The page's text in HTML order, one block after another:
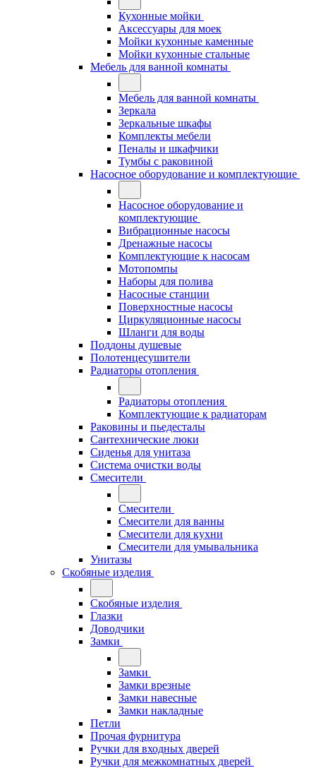
Кухонные мойки
Аксессуары для моек
Мойки кухонные каменные
Мойки кухонные стальные
Мебель для ванной комнаты
Мебель для ванной комнаты
Зеркала
Зеркальные шкафы
Комплекты мебели
Пеналы и шкафчики
Тумбы с раковиной
Насосное оборудование и комплектующие
Насосное оборудование и
комплектующие
Вибрационные насосы
Дренажные насосы
Комплектующие к насосам
Мотопомпы
Наборы для полива
Насосные станции
Поверхностные насосы
Циркуляционные насосы
Шланги для воды
Поддоны душевые
Полотенцесушители
Радиаторы отопления
Радиаторы отопления
Комплектующие к радиаторам
Раковины и пьедесталы
Сантехнические люки
Сиденья для унитаза
Система очистки воды
Смесители
Смесители
Смесители для ванны
Смесители для кухни
Смесители для умывальника
Унитазы
Скобяные изделия
Скобяные изделия
Глазки
Доводчики
Замки
Замки
Замки врезные
Замки навесные
Замки накладные
Петли
Прочая фурнитура
Ручки для входных дверей
Ручки для межкомнатных дверей